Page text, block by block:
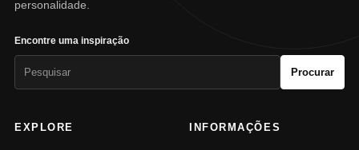
personalidade.
Encontre uma inspiração
Procurar
EXPLORE INFORMAÇÕES